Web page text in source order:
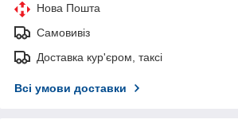
Нова Пошта
Самовивіз
Доставка кур'єром, таксі
Всі умови доставки